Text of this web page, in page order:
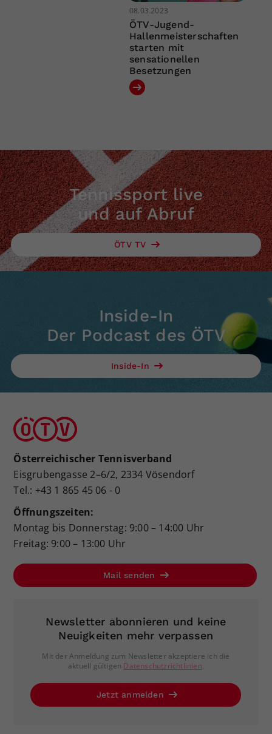
08.03.2023
ÖTV-Jugend-
Hallenmeisterschaften
starten mit
sensationellen
Besetzungen
Tennissport live
und auf Abruf
ÖTV TV
Inside-In
Der Podcast des ÖTV
Inside-In
Österreichischer Tennisverband
Eisgrubengasse 2–6/2, 2334 Vösendorf
Tel.: +43 1 865 45 06 - 0
Öffnungszeiten:
Montag bis Donnerstag: 9:00 – 14:00 Uhr
Freitag: 9:00 – 13:00 Uhr
Mail senden
Newsletter abonnieren und keine
Neuigkeiten mehr verpassen
Mit der Anmeldung zum Newsletter akzeptiere ich die
aktuell gültigen Datenschutzrichtlinien.
Jetzt anmelden